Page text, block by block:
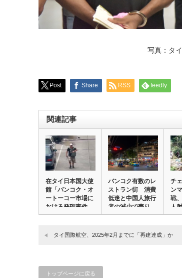
写真：タ
Post Share RSS feedly
関連記事
在タイ日本国大使
館「バンコク・オ
ートーコー市場に
おける発砲事件
の…
バンコク有数のレ
ストラン街 消費
低迷と中国人旅行
者の減少で売り
上…
チ
ン
戦
人
タイ国際航空、2025年2月までに「再建達成」か
トップページに戻る